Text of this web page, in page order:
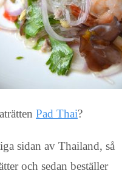
Pad Thai?
sidan av Thailand, så
och sedan beställer